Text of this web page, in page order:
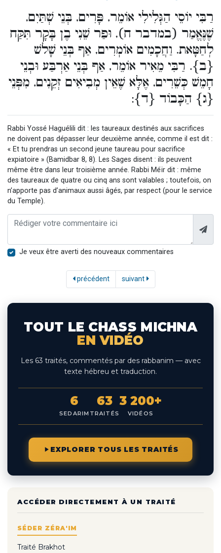
רַבִּי יוֹסֵי הַגְּלִילִי אוֹמֵר, פָּרִים, בְּנֵי שְׁתַּיִם,
שֶׁנֶּאֱמַר (במדבר ח), וּפַר שֵׁנִי בֶן בָּקָר תִּקַּח
לְחַטָּאת. וַחֲכָמִים אוֹמְרִים, אַף בְּנֵי שָׁלשׁ
{ב}. רַבִּי מֵאִיר אוֹמֵר, אַף בְּנֵי אַרְבַּע וּבְנֵי
חָמֵשׁ כְּשֵׁרִים, אֶלָּא שֶׁאֵין מְבִיאִים זְקֵנִים, מִפְּנֵי
{ג} הַכָּבוֹד {ד}:
Rabbi Yossé Haguélili dit : les taureaux destinés aux sacrifices
ne doivent pas dépasser leur deuxième année, comme il est dit :
« Et tu prendras un second jeune taureau pour sacrifice
expiatoire » (Bamidbar 8, 8). Les Sages disent : ils peuvent
même être dans leur troisième année. Rabbi Méïr dit : même
des taureaux de quatre ou cinq ans sont valables ; toutefois, on
n’apporte pas d’animaux aussi âgés, par respect (pour le service
du Temple).
Je veux être averti des nouveaux commentaires
précédent suivant
TOUT LE CHASS MICHNA
EN VIDÉO
Les 63 traités, commentés par des rabbanim — avec
texte hébreu et traduction.
6
SEDARIM
63
TRAITÉS
3 200+
VIDÉOS
EXPLORER TOUS LES TRAITÉS
ACCÉDER DIRECTEMENT À UN TRAITÉ
SÉDER ZÉRA'IM
Traité Brakhot